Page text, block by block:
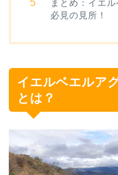
まとめ：イエ
必見の見所！
イエルベエルア
とは？